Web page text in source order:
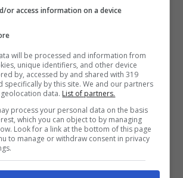
del cane (Foto Pixabay)
>se il cane ha
dopo aver mangiato,
or access information on a device
will be processed and information from
unique identifiers, and other device
by, accessed by and shared with 319
specifically by this site. We and our partners
data. List of partners.
process your personal data on the basis
which you can object to by managing
Look for a link at the bottom of this page
to manage or withdraw consent in privacy